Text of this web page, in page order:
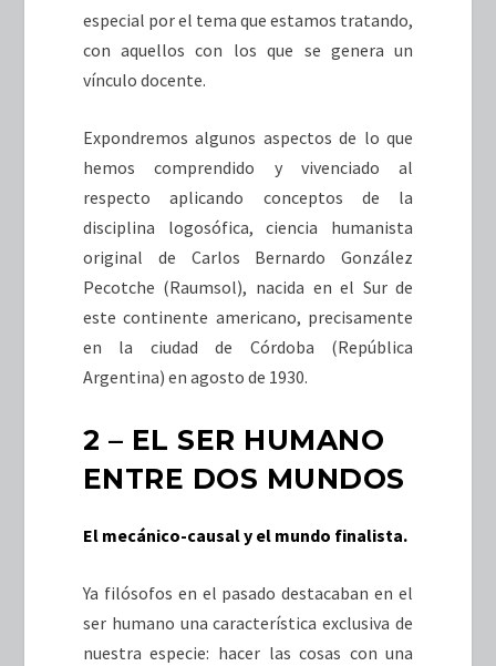
especial por el tema que estamos tratando,
con aquellos con los que se genera un
vínculo docente.
Expondremos algunos aspectos de lo que
hemos comprendido y vivenciado al
respecto aplicando conceptos de la
disciplina logosófica, ciencia humanista
original de Carlos Bernardo González
Pecotche (Raumsol), nacida en el Sur de
este continente americano, precisamente
en la ciudad de Córdoba (República
Argentina) en agosto de 1930.
2 – EL SER HUMANO
ENTRE DOS MUNDOS
El mecánico-causal y el mundo finalista.
Ya filósofos en el pasado destacaban en el
ser humano una característica exclusiva de
nuestra especie: hacer las cosas con una